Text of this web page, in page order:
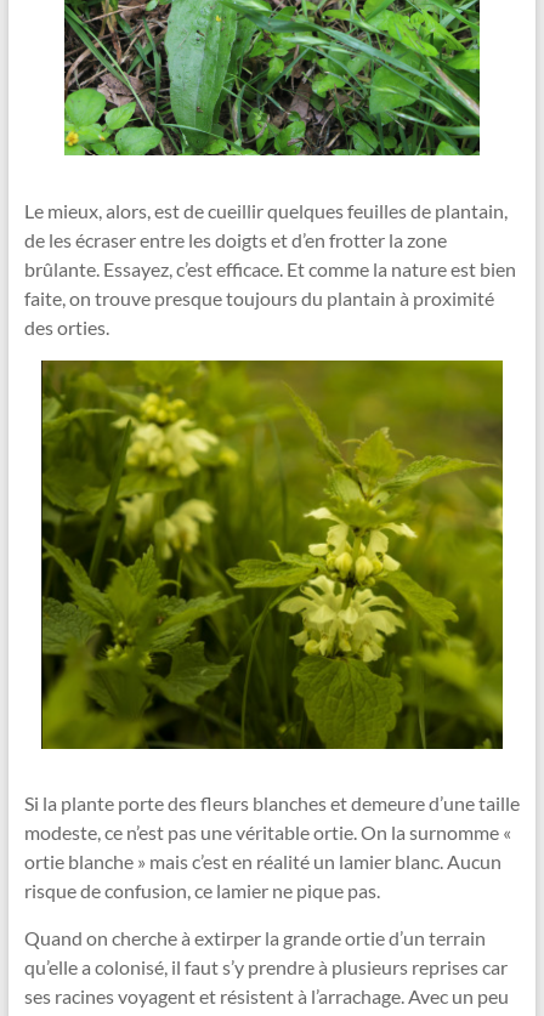
Le mieux, alors, est de cueillir quelques feuilles de plantain,
de les écraser entre les doigts et d’en frotter la zone
brûlante. Essayez, c’est efficace. Et comme la nature est bien
faite, on trouve presque toujours du plantain à proximité
des orties.
Si la plante porte des fleurs blanches et demeure d’une taille
modeste, ce n’est pas une véritable ortie. On la surnomme «
ortie blanche » mais c’est en réalité un lamier blanc. Aucun
risque de confusion, ce lamier ne pique pas.
Quand on cherche à extirper la grande ortie d’un terrain
qu’elle a colonisé, il faut s’y prendre à plusieurs reprises car
ses racines voyagent et résistent à l’arrachage. Avec un peu